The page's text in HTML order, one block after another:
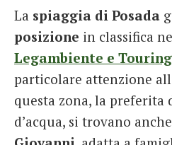
La spiaggia di Posada
posizione in classifica
Legambiente e
particolare attenzione
questa zona, la
d’acqua, si trovano